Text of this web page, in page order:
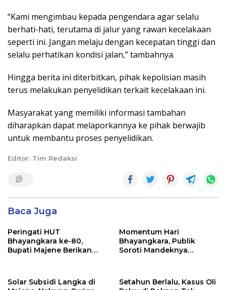
“Kami mengimbau kepada pengendara agar selalu
berhati-hati, terutama di jalur yang rawan kecelakaan
seperti ini. Jangan melaju dengan kecepatan tinggi dan
selalu perhatikan kondisi jalan,” tambahnya.
Hingga berita ini diterbitkan, pihak kepolisian masih
terus melakukan penyelidikan terkait kecelakaan ini.
Masyarakat yang memiliki informasi tambahan
diharapkan dapat melaporkannya ke pihak berwajib
untuk membantu proses penyelidikan.
Editor: Tim Redaksi
Baca Juga
Peringati HUT
Bhayangkara ke-80,
Bupati Majene Berikan
Momentum Hari
Bhayangkara, Publik
Soroti Mandeknya
Solar Subsidi Langka di
Setahun Berlalu, Kasus Oli